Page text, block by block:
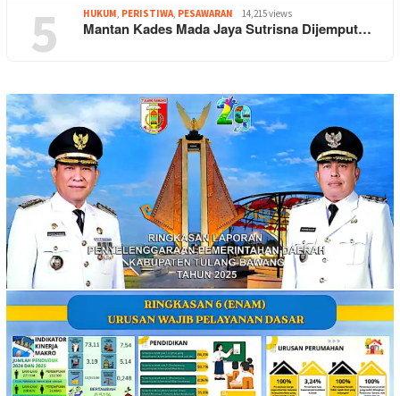
5 HUKUM PERISTIWA PESAWARAN 14,215 views
Mantan Kades Mada Jaya Sutrisna Dijemput…